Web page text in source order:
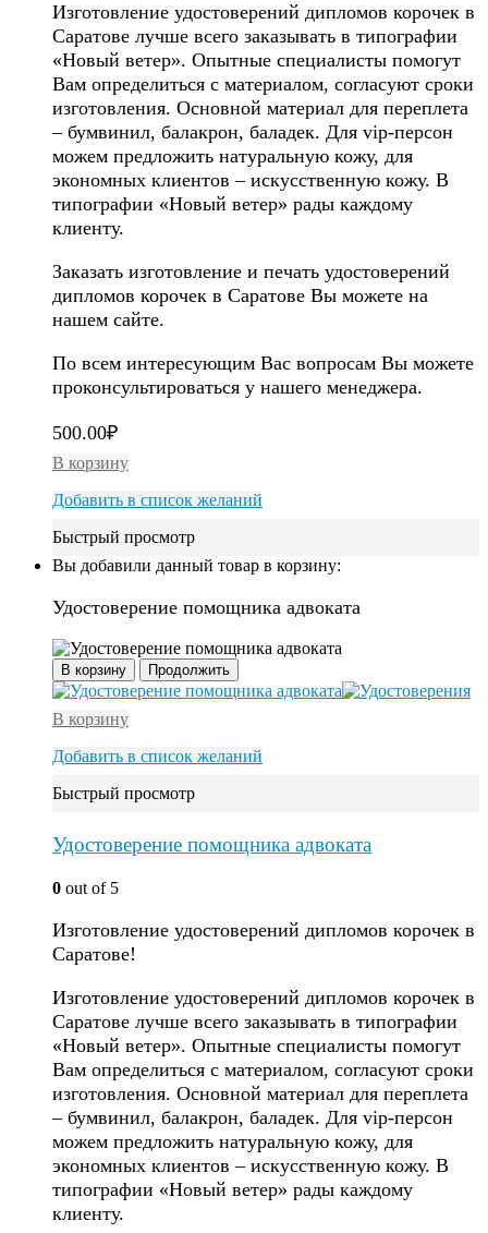
Изготовление удостоверений дипломов корочек в
Саратове лучше всего заказывать в типографии
«Новый ветер». Опытные специалисты помогут
Вам определиться с материалом, согласуют сроки
изготовления. Основной материал для переплета
– бумвинил, балакрон, баладек. Для vip-персон
можем предложить натуральную кожу, для
экономных клиентов – искусственную кожу. В
типографии «Новый ветер» рады каждому
клиенту.
Заказать изготовление и печать удостоверений
дипломов корочек в Саратове Вы можете на
нашем сайте.
По всем интересующим Вас вопросам Вы можете
проконсультироваться у нашего менеджера.
500.00₽
В корзину
Добавить в список желаний
Быстрый просмотр
Вы добавили данный товар в корзину:
Удостоверение помощника адвоката
В корзину Продолжить
В корзину
Добавить в список желаний
Быстрый просмотр
Удостоверение помощника адвоката
0 out of 5
Изготовление удостоверений дипломов корочек в
Саратове!
Изготовление удостоверений дипломов корочек в
Саратове лучше всего заказывать в типографии
«Новый ветер». Опытные специалисты помогут
Вам определиться с материалом, согласуют сроки
изготовления. Основной материал для переплета
– бумвинил, балакрон, баладек. Для vip-персон
можем предложить натуральную кожу, для
экономных клиентов – искусственную кожу. В
типографии «Новый ветер» рады каждому
клиенту.